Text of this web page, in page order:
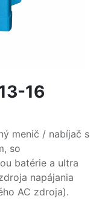
16
menič / nabíjač s
so
batérie a ultra
napájania
AC zdroja).